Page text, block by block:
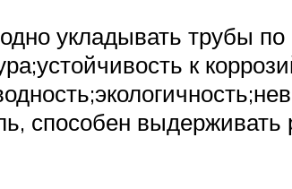
укладывать трубы
к
способен